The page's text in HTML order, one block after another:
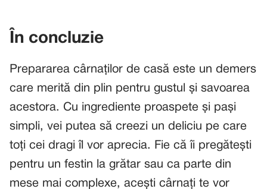
În concluzie
Prepararea cârnaților de casă este un demers
care merită din plin pentru gustul și savoarea
acestora. Cu ingrediente proaspete și pași
simpli, vei putea să creezi un deliciu pe care
toți cei dragi îl vor aprecia. Fie că îi pregătești
pentru un festin la grătar sau ca parte din
mese mai complexe, acești cârnați te vor